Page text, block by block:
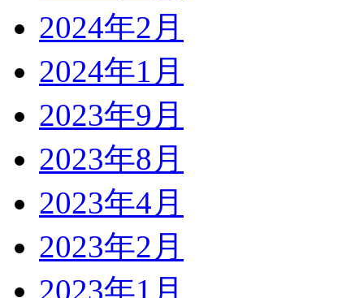
2024年2月
2024年1月
2023年9月
2023年8月
2023年4月
2023年2月
2023年1月